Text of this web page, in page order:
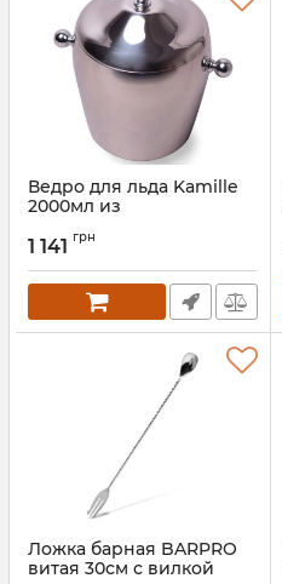
Ведро для льда Kamille
2000мл из
двойными стенками и
Артикул: KM-4356
1 141 грн
Ложка барная BARPRO
витая 30см с вилкой